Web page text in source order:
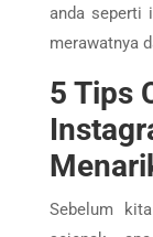
anda seperti
merawatnya
5 Tips
Sebelum